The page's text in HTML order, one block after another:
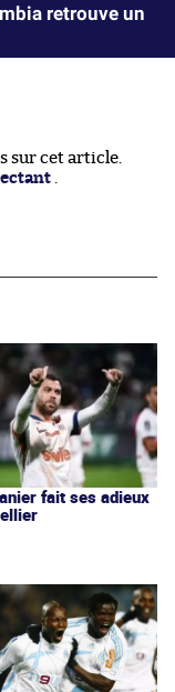
retrouve un
sur cet article.
fait ses adieux